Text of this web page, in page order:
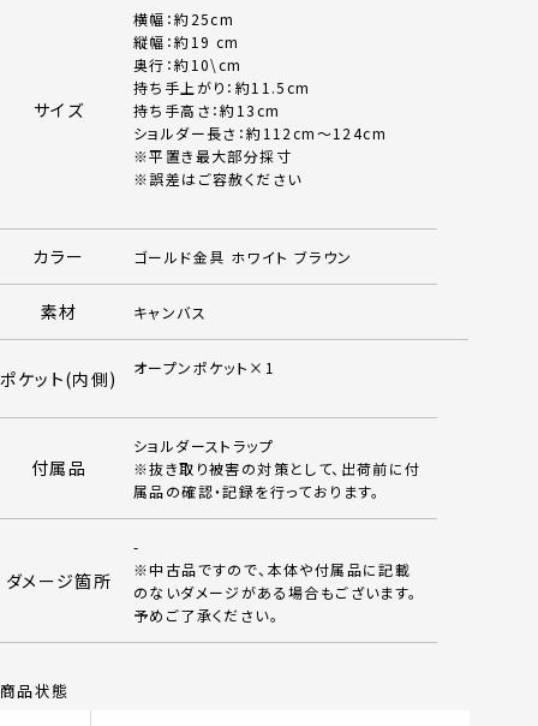
サイズ
横幅：約25cm
縦幅：約19 cm
奥行：約10\cm
持ち手上がり：約11.5cm
持ち手高さ：約13cm
ショルダー長さ：約112cm～124cm
※平置き最大部分採寸
※誤差はご容赦ください
カラー ゴールド金具 ホワイト ブラウン
素材 キャンバス
ポケット(内側) オープンポケット×1
付属品
ショルダーストラップ
※抜き取り被害の対策として、出荷前に付
属品の確認・記録を行っております。
ダメージ箇所
-
※中古品ですので、本体や付属品に記載
のないダメージがある場合もございます。
予めご了承ください。
商品状態